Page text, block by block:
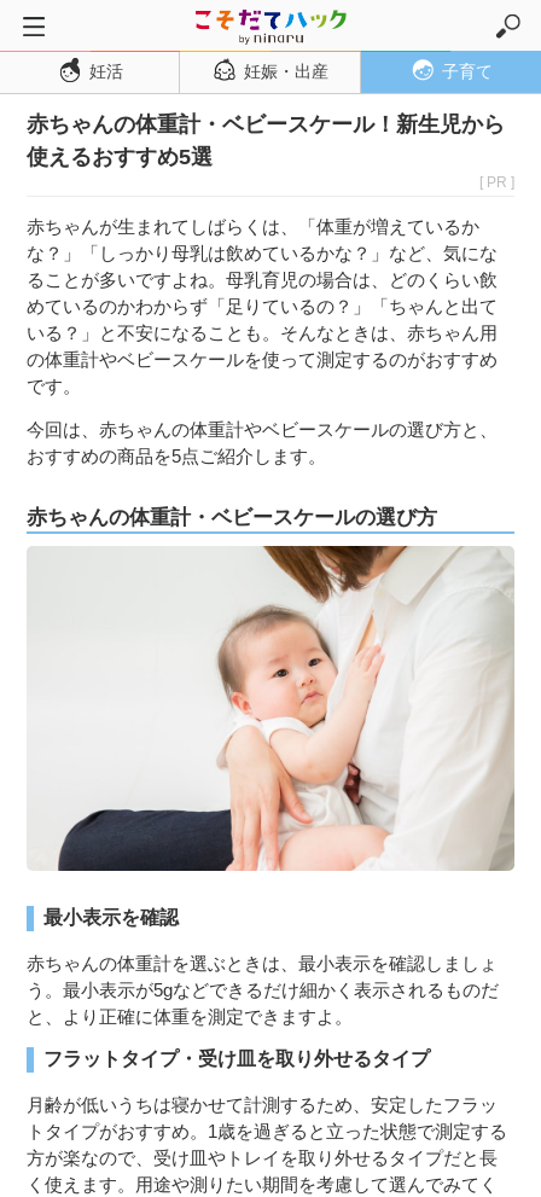
トップページ
妊活
妊娠・出産
妊娠初期
妊娠中期
妊娠後期
出産
０歳児
２歳児
妊活 妊娠・出産 子育て
赤ちゃんの体重計・ベビースケール！新生児から
使えるおすすめ5選
[ PR ]
赤ちゃんが生まれてしばらくは、「体重が増えているか
な？」「しっかり母乳は飲めているかな？」など、気にな
ることが多いですよね。母乳育児の場合は、どのくらい飲
めているのかわからず「足りているの？」「ちゃんと出て
いる？」と不安になることも。そんなときは、赤ちゃん用
の体重計やベビースケールを使って測定するのがおすすめ
です。
今回は、赤ちゃんの体重計やベビースケールの選び方と、
おすすめの商品を5点ご紹介します。
赤ちゃんの体重計・ベビースケールの選び方
最小表示を確認
赤ちゃんの体重計を選ぶときは、最小表示を確認しましょ
う。最小表示が5gなどできるだけ細かく表示されるものだ
と、より正確に体重を測定できますよ。
フラットタイプ・受け皿を取り外せるタイプ
月齢が低いうちは寝かせて計測するため、安定したフラッ
トタイプがおすすめ。1歳を過ぎると立った状態で測定する
方が楽なので、受け皿やトレイを取り外せるタイプだと長
く使えます。用途や測りたい期間を考慮して選んでみてく